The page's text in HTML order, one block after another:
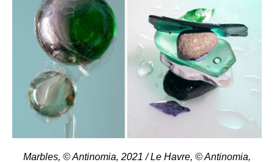
Marbles, © Antinomia, 2021 / Le Havre, © Antinomia,